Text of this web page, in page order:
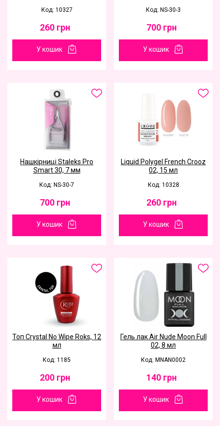
Код: 10327
260 грн
У кошик
Код: NS-30-3
700 грн
У кошик
Нашкірниці Staleks Pro
Smart 30, 7 мм
Код: NS-30-7
700 грн
У кошик
Liquid Polygel French Crooz
02, 15 мл
Код: 10328
260 грн
У кошик
Топ Crystal No Wipe Roks, 12
мл
Код: 1185
200 грн
У кошик
Гель лак Air Nude Moon Full
02, 8 мл
Код: MNAN0002
140 грн
У кошик